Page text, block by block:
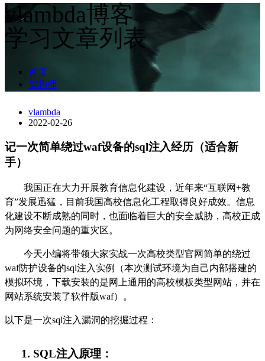
vlambda博客
学习文章列表
首页
架构师
vlambda
2022-02-26
记一次简单绕过waf设备的sql注入经历（适合新
手）
我国正在大力开展教育信息化建设，近年来“互联网+教
育”发展迅猛 ，目前我国高校信息化工程取得良好成效。信息
化建设不断成熟的同时，也面临着巨大的安全威胁，高校正成
为网络安全问题的重灾区。
今天小编将带领大家实战一次高校类型官网简单的绕过
waf防护设备的sql注入 实例（本次测试环境为自己内部搭建的
模拟环境，下载安装的是网上通用的高校模板类型网站，并在
网站系统安装了软件版waf）。
以下是一次sql注入漏洞的挖掘过程：
1. SQL注入原理：